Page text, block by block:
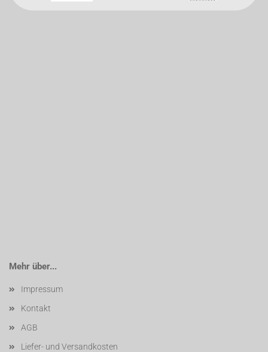
Mehr über...
Impressum
Kontakt
AGB
Liefer- und Versandkosten